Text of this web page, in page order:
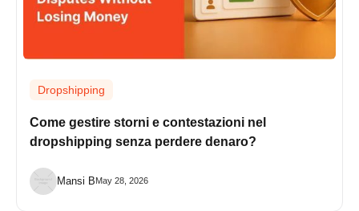
Dropshipping
Come gestire storni e contestazioni nel
dropshipping senza perdere denaro?
Mansi BMay 28, 2026